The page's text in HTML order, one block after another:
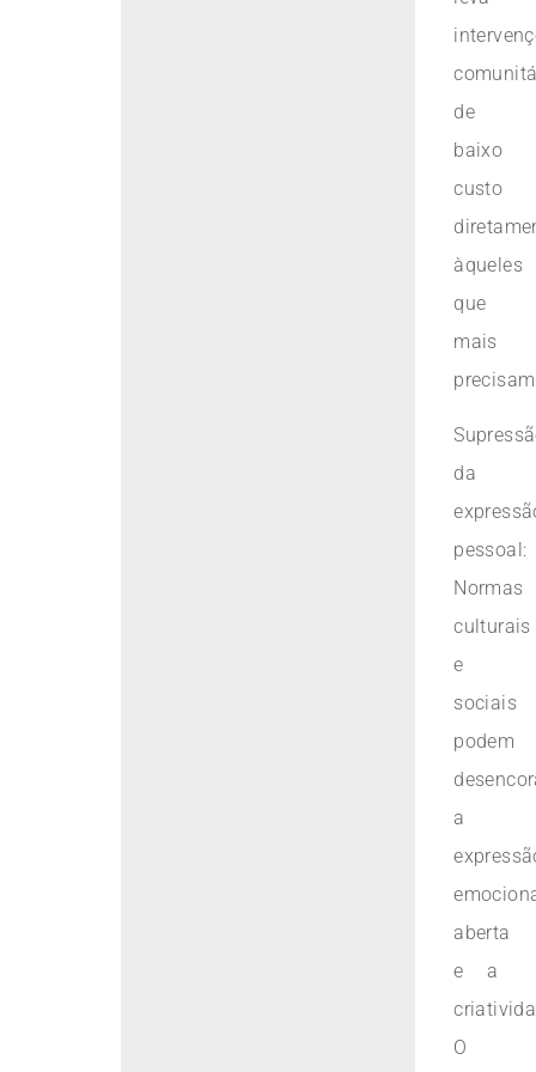
de
baixo
custo
àqueles
que
mais
da
pessoal:
Normas
culturais
e
sociais
podem
a
aberta
e a
O